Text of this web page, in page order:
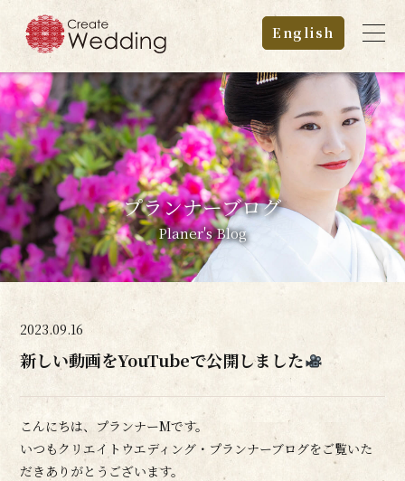
English
プランナーブログ
Planer's Blog
2023.09.16
新しい動画をYouTubeで公開しました
こんにちは、プランナーMです。
いつもクリエイトウエディング・プランナーブログをご覧いた
だきありがとうございます。